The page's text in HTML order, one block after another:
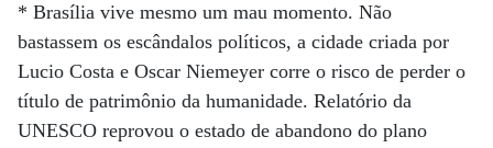
* Brasília vive mesmo um mau momento. Não
bastassem os escândalos políticos, a cidade criada por
Lucio Costa e Oscar Niemeyer corre o risco de perder o
título de patrimônio da humanidade. Relatório da
UNESCO reprovou o estado de abandono do plano